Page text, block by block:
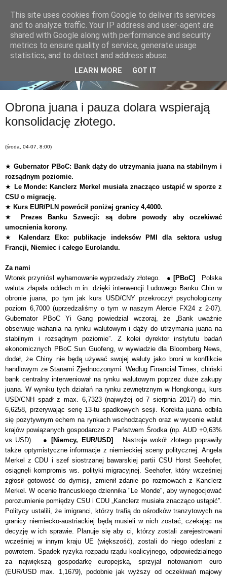
Obrona juana i pauza dolara wspierają
konsolidację złotego.
(środa, 04-07, 8:00)
★Gubernator PBoC: Bank dąży do utrzymania juana na stabilnym i
rozsądnym poziomie.
★ Le Monde: Kanclerz Merkel musiała znacząco ustąpić w sporze z
CSU o migrację.
★ Kurs EUR/PLN powrócił poniżej granicy 4,4000.
★ Prezes Banku Szwecji: są dobre powody aby oczekiwać
umocnienia korony.
★ Kalendarz Eko: publikacje indeksów PMI dla sektora usług
Francji, Niemiec i całego Eurolandu.
Za nami
Wtorek przyniósł wyhamowanie wyprzedaży złotego. ●[PBoC] Polska
waluta złapała oddech m.in. dzięki interwencji Ludowego Banku Chin w
obronie juana, po tym jak kurs USD/CNY przekroczył psychologiczny
poziom 6,7000 (uprzedzaliśmy o tym w naszym Alercie FX24 z 2-07).
Gubernator PBoC Yi Gang powiedział wczoraj, że „Bank uważnie
obserwuje wahania na rynku walutowym i dąży do utrzymania juana na
stabilnym i rozsądnym poziomie”. Z kolei dyrektor instytutu badań
ekonomicznych PBoC Sun Guofeng, w wywiadzie dla Bloomberg News,
dodał, że Chiny nie będą używać swojej waluty jako broni w konflikcie
handlowym ze Stanami Zjednoczonymi. Według Financial Times, chiński
bank centralny interweniował na rynku walutowym poprzez duże zakupy
juana. W wyniku tych działań na rynku zewnętrznym w Hongkongu, kurs
USD/CNH spadł z max. 6,7323(najwyżej od 7 sierpnia 2017) do min.
6,6258, przerywając serię 13-tu spadkowych sesji. Korekta juana odbiła
się pozytywnym echem na rynkach wschodzących oraz w wycenie walut
krajów powiązanych gospodarczo z Państwem Środka (np. AUD +0,63%
vs USD). ●[Niemcy, EUR/USD]Nastroje wokół złotego poprawiły
także optymistyczne informacje z niemieckiej sceny politycznej. Angela
Merkel z CDU i szef siostrzanej bawarskiej partii CSU Horst Seehofer,
osiągnęli kompromis ws. polityki migracyjnej. Seehofer, który wcześniej
zgłosił gotowość do dymisji, zmienił zdanie po rozmowach z Kanclerz
Merkel. W ocenie francuskiego dziennika "Le Monde", aby wynegocjować
porozumienie pomiędzy CSU i CDU „Kanclerz musiała znacząco ustąpić”.
Politycy ustalili, że imigranci, którzy trafią do ośrodków tranzytowych na
granicy niemiecko-austriackiej będą musieli w nich zostać, czekając na
decyzję w ich sprawie. Planuje się aby ci, którzy zostali zarejestrowani
wcześniej w innym kraju UE (większość), zostali do niego odesłani z
powrotem. Spadek ryzyka rozpadu rządu koalicyjnego, odpowiedzialnego
za największą gospodarkę europejską, sprzyjał notowaniom euro
(EUR/USD max. 1,1679), podobnie jak wyższy od oczekiwań majowy
This site uses cookies from Google to deliver its services
and to analyze traffic. Your IP address and user-agent are
shared with Google along with performance and security
metrics to ensure quality of service, generate usage
statistics, and to detect and address abuse.
LEARN MORE GOT IT